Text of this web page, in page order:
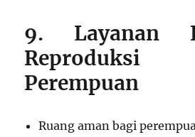
9. Layanan
Perempuan
Ruang aman bagi